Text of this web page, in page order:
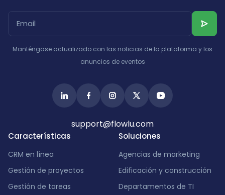
India
Características
CRM en línea
Gestión de proyectos
Gestión de tareas
Soluciones
Agencias de marketing
Edificación y construcción
Departamentos de TI
Manténgase actualizado con las noticias de la plataforma y los
anuncios de eventos
support@flowlu.com